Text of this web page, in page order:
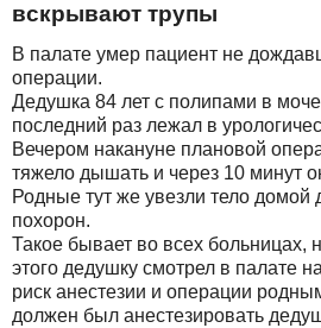
вскрывают трупы
В палате умер пациент не
операции.
Дедушка 84 лет с полипами в
последний раз лежал в
Вечером накануне плановой
тяжело дышать и через 10 минут
Родные тут же увезли тело
похорон.
Такое бывает во всех больницах,
этого дедушку смотрел в палате
риск анестезии и операции
должен был анестезировать